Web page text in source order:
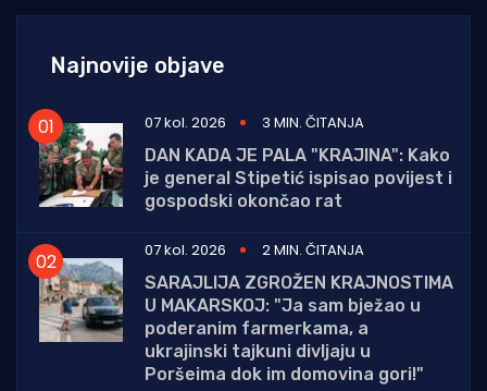
Najnovije objave
07 kol. 2026
3 MIN. ČITANJA
DAN KADA JE PALA "KRAJINA": Kako
je general Stipetić ispisao povijest i
gospodski okončao rat
07 kol. 2026
2 MIN. ČITANJA
SARAJLIJA ZGROŽEN KRAJNOSTIMA
U MAKARSKOJ: "Ja sam bježao u
poderanim farmerkama, a
ukrajinski tajkuni divljaju u
Poršeima dok im domovina gori!"